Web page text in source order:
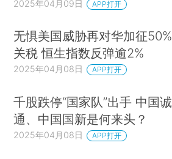
2025年04月09日 APP打开
无惧美国威胁再对华加征50%
关税 恒生指数反弹逾2%
2025年04月08日 APP打开
千股跌停“国家队”出手 中国诚
通、中国国新是何来头？
2025年04月08日 APP打开